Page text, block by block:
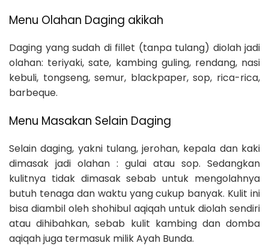
Menu Olahan Daging akikah
Daging yang sudah di fillet (tanpa tulang) diolah jadi
olahan: teriyaki, sate, kambing guling, rendang, nasi
kebuli, tongseng, semur, blackpaper, sop, rica-rica,
barbeque.
Menu Masakan Selain Daging
Selain daging, yakni tulang, jerohan, kepala dan kaki
dimasak jadi olahan : gulai atau sop. Sedangkan
kulitnya tidak dimasak sebab untuk mengolahnya
butuh tenaga dan waktu yang cukup banyak. Kulit ini
bisa diambil oleh shohibul aqiqah untuk diolah sendiri
atau dihibahkan, sebab kulit kambing dan domba
aqiqah juga termasuk milik Ayah Bunda.